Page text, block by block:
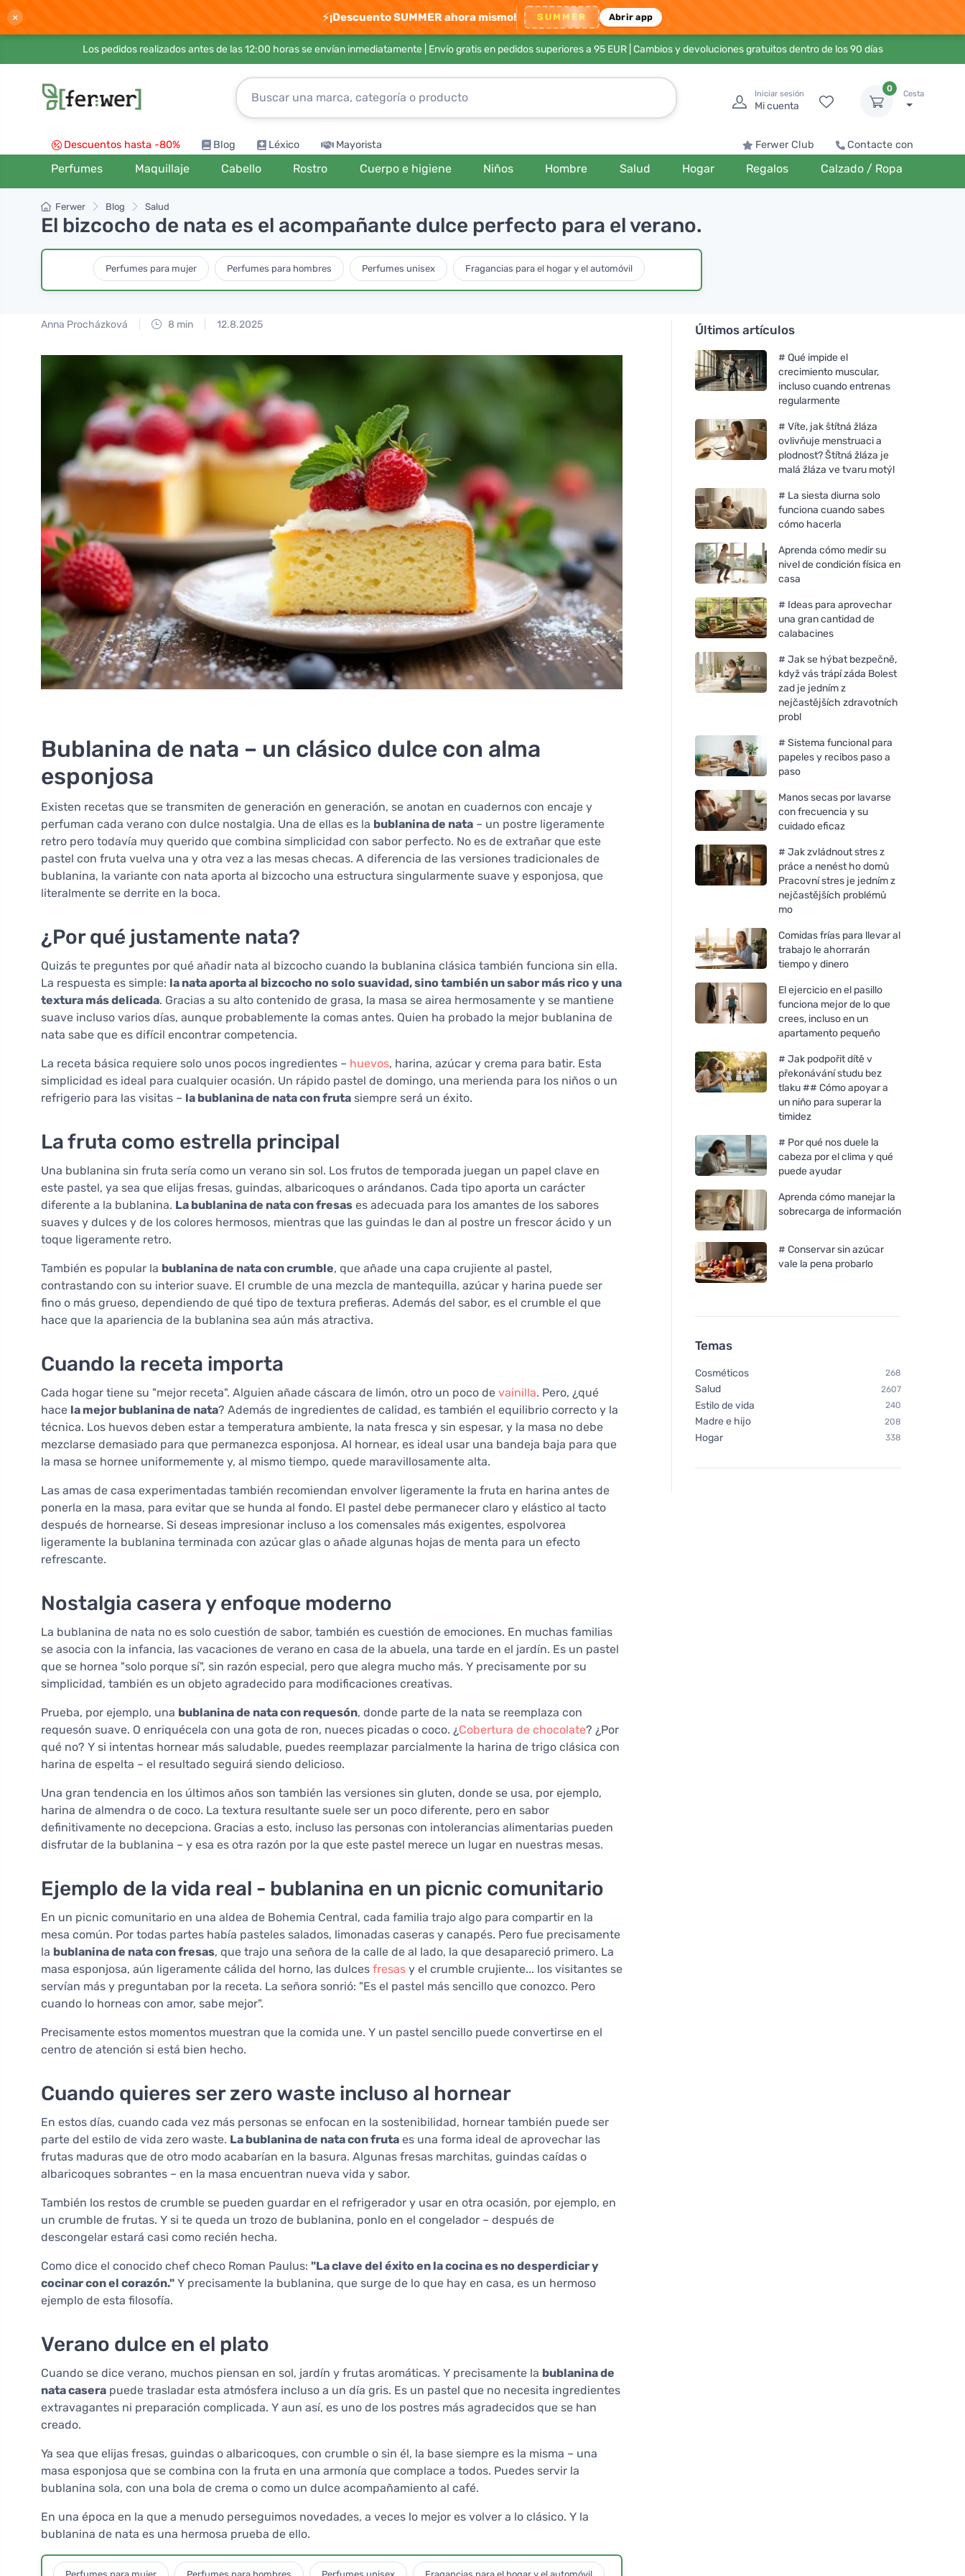
× ⚡¡Descuento SUMMER ahora mismo! SUMMER Abrir app
Los pedidos realizados antes de las 12:00 horas se envían inmediatamente | Envío gratis en pedidos superiores a 95 EUR| Cambios y devoluciones gratuitos dentro de los 90 días
Iniciar sesión
Mi cuenta
0
Cesta
Descuentos hasta -80% Blog Léxico Mayorista Ferwer Club Contacte con
Perfumes Maquillaje Cabello Rostro Cuerpo e higiene Niños Hombre Salud Hogar Regalos Calzado / Ropa
Ferwer Blog Salud
El bizcocho de nata es el acompañante dulce perfecto para el verano.
Perfumes para mujer Perfumes para hombres Perfumes unisex Fragancias para el hogar y el automóvil
Anna Procházková 8 min 12.8.2025
Bublanina de nata – un clásico dulce con alma
esponjosa
Existen recetas que se transmiten de generación en generación, se anotan en cuadernos con encaje y
perfuman cada verano con dulce nostalgia. Una de ellas es la bublanina de nata – un postre ligeramente
retro pero todavía muy querido que combina simplicidad con sabor perfecto. No es de extrañar que este
pastel con fruta vuelva una y otra vez a las mesas checas. A diferencia de las versiones tradicionales de
bublanina, la variante con nata aporta al bizcocho una estructura singularmente suave y esponjosa, que
literalmente se derrite en la boca.
¿Por qué justamente nata?
Quizás te preguntes por qué añadir nata al bizcocho cuando la bublanina clásica también funciona sin ella.
La respuesta es simple: la nata aporta al bizcocho no solo suavidad, sino también un sabor más rico y una
textura más delicada. Gracias a su alto contenido de grasa, la masa se airea hermosamente y se mantiene
suave incluso varios días, aunque probablemente la comas antes. Quien ha probado la mejor bublanina de
nata sabe que es difícil encontrar competencia.
La receta básica requiere solo unos pocos ingredientes – huevos, harina, azúcar y crema para batir. Esta
simplicidad es ideal para cualquier ocasión. Un rápido pastel de domingo, una merienda para los niños o un
refrigerio para las visitas – la bublanina de nata con fruta siempre será un éxito.
La fruta como estrella principal
Una bublanina sin fruta sería como un verano sin sol. Los frutos de temporada juegan un papel clave en
este pastel, ya sea que elijas fresas, guindas, albaricoques o arándanos. Cada tipo aporta un carácter
diferente a la bublanina. La bublanina de nata con fresas es adecuada para los amantes de los sabores
suaves y dulces y de los colores hermosos, mientras que las guindas le dan al postre un frescor ácido y un
toque ligeramente retro.
También es popular la bublanina de nata con crumble, que añade una capa crujiente al pastel,
contrastando con su interior suave. El crumble de una mezcla de mantequilla, azúcar y harina puede ser
fino o más grueso, dependiendo de qué tipo de textura prefieras. Además del sabor, es el crumble el que
hace que la apariencia de la bublanina sea aún más atractiva.
Cuando la receta importa
Cada hogar tiene su "mejor receta". Alguien añade cáscara de limón, otro un poco de vainilla. Pero, ¿qué
hace la mejor bublanina de nata? Además de ingredientes de calidad, es también el equilibrio correcto y la
técnica. Los huevos deben estar a temperatura ambiente, la nata fresca y sin espesar, y la masa no debe
mezclarse demasiado para que permanezca esponjosa. Al hornear, es ideal usar una bandeja baja para que
la masa se hornee uniformemente y, al mismo tiempo, quede maravillosamente alta.
Las amas de casa experimentadas también recomiendan envolver ligeramente la fruta en harina antes de
ponerla en la masa, para evitar que se hunda al fondo. El pastel debe permanecer claro y elástico al tacto
después de hornearse. Si deseas impresionar incluso a los comensales más exigentes, espolvorea
ligeramente la bublanina terminada con azúcar glas o añade algunas hojas de menta para un efecto
refrescante.
Nostalgia casera y enfoque moderno
La bublanina de nata no es solo cuestión de sabor, también es cuestión de emociones. En muchas familias
se asocia con la infancia, las vacaciones de verano en casa de la abuela, una tarde en el jardín. Es un pastel
que se hornea "solo porque sí", sin razón especial, pero que alegra mucho más. Y precisamente por su
simplicidad, también es un objeto agradecido para modificaciones creativas.
Prueba, por ejemplo, una bublanina de nata con requesón, donde parte de la nata se reemplaza con
requesón suave. O enriquécela con una gota de ron, nueces picadas o coco. ¿Cobertura de chocolate? ¿Por
qué no? Y si intentas hornear más saludable, puedes reemplazar parcialmente la harina de trigo clásica con
harina de espelta – el resultado seguirá siendo delicioso.
Una gran tendencia en los últimos años son también las versiones sin gluten, donde se usa, por ejemplo,
harina de almendra o de coco. La textura resultante suele ser un poco diferente, pero en sabor
definitivamente no decepciona. Gracias a esto, incluso las personas con intolerancias alimentarias pueden
disfrutar de la bublanina – y esa es otra razón por la que este pastel merece un lugar en nuestras mesas.
Ejemplo de la vida real - bublanina en un picnic comunitario
En un picnic comunitario en una aldea de Bohemia Central, cada familia trajo algo para compartir en la
mesa común. Por todas partes había pasteles salados, limonadas caseras y canapés. Pero fue precisamente
la bublanina de nata con fresas, que trajo una señora de la calle de al lado, la que desapareció primero. La
masa esponjosa, aún ligeramente cálida del horno, las dulces fresas y el crumble crujiente... los visitantes se
servían más y preguntaban por la receta. La señora sonrió: "Es el pastel más sencillo que conozco. Pero
cuando lo horneas con amor, sabe mejor".
Precisamente estos momentos muestran que la comida une. Y un pastel sencillo puede convertirse en el
centro de atención si está bien hecho.
Cuando quieres ser zero waste incluso al hornear
En estos días, cuando cada vez más personas se enfocan en la sostenibilidad, hornear también puede ser
parte del estilo de vida zero waste. La bublanina de nata con fruta es una forma ideal de aprovechar las
frutas maduras que de otro modo acabarían en la basura. Algunas fresas marchitas, guindas caídas o
albaricoques sobrantes – en la masa encuentran nueva vida y sabor.
También los restos de crumble se pueden guardar en el refrigerador y usar en otra ocasión, por ejemplo, en
un crumble de frutas. Y si te queda un trozo de bublanina, ponlo en el congelador – después de
descongelar estará casi como recién hecha.
Como dice el conocido chef checo Roman Paulus: "La clave del éxito en la cocina es no desperdiciar y
cocinar con el corazón." Y precisamente la bublanina, que surge de lo que hay en casa, es un hermoso
ejemplo de esta filosofía.
Verano dulce en el plato
Cuando se dice verano, muchos piensan en sol, jardín y frutas aromáticas. Y precisamente la bublanina de
nata casera puede trasladar esta atmósfera incluso a un día gris. Es un pastel que no necesita ingredientes
extravagantes ni preparación complicada. Y aun así, es uno de los postres más agradecidos que se han
creado.
Ya sea que elijas fresas, guindas o albaricoques, con crumble o sin él, la base siempre es la misma – una
masa esponjosa que se combina con la fruta en una armonía que complace a todos. Puedes servir la
bublanina sola, con una bola de crema o como un dulce acompañamiento al café.
En una época en la que a menudo perseguimos novedades, a veces lo mejor es volver a lo clásico. Y la
bublanina de nata es una hermosa prueba de ello.
Últimos artículos
# Qué impide el
crecimiento muscular,
incluso cuando entrenas
regularmente
# Víte, jak štítná žláza
ovlivňuje menstruaci a
plodnost? Štítná žláza je
malá žláza ve tvaru motýl
# La siesta diurna solo
funciona cuando sabes
cómo hacerla
Aprenda cómo medir su
nivel de condición física en
casa
# Ideas para aprovechar
una gran cantidad de
calabacines
# Jak se hýbat bezpečně,
když vás trápí záda Bolest
zad je jedním z
nejčastějších zdravotních
probl
# Sistema funcional para
papeles y recibos paso a
paso
Manos secas por lavarse
con frecuencia y su
cuidado eficaz
# Jak zvládnout stres z
práce a nenést ho domů
Pracovní stres je jedním z
nejčastějších problémů
mo
Comidas frías para llevar al
trabajo le ahorrarán
tiempo y dinero
El ejercicio en el pasillo
funciona mejor de lo que
crees, incluso en un
apartamento pequeño
# Jak podpořit dítě v
překonávání studu bez
tlaku ## Cómo apoyar a
un niño para superar la
timidez
# Por qué nos duele la
cabeza por el clima y qué
puede ayudar
Aprenda cómo manejar la
sobrecarga de información
# Conservar sin azúcar
vale la pena probarlo
Temas
Cosméticos 268
Salud 2607
Estilo de vida 240
Madre e hijo 208
Hogar 338